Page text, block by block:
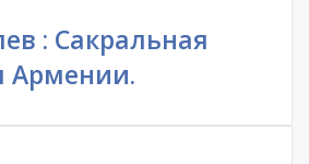
: Сакральная
Армении.